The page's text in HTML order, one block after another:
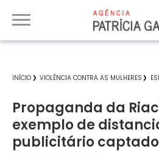
INÍCIO VIOLÊNCIA CONTRA AS MULHERES
Propaganda da
exemplo de
publicitário